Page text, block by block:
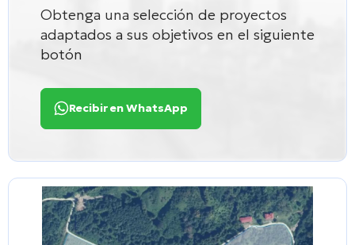
Obtenga una selección de proyectos
adaptados a sus objetivos en el siguiente
botón
Recibir en WhatsApp